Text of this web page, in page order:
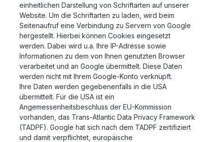
einheitlichen Darstellung von Schriftarten auf unserer
Website. Um die Schriftarten zu laden, wird beim
Seitenaufruf eine Verbindung zu Servern von Google
hergestellt. Hierbei können Cookies eingesetzt
werden. Dabei wird u.a. Ihre IP-Adresse sowie
Informationen zu dem von Ihnen genutzten Browser
verarbeitet und an Google übermittelt. Diese Daten
werden nicht mit Ihrem Google-Konto verknüpft.
Ihre Daten werden gegebenenfalls in die USA
übermittelt. Für die USA ist ein
Angemessenheitsbeschluss der EU-Kommission
vorhanden, das Trans-Atlantic Data Privacy Framework
(TADPF). Google hat sich nach dem TADPF zertifiziert
und damit verpflichtet, europäische